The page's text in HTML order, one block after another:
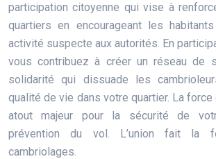
participation citoyenne qui vise à
quartiers en encourageant les
activité suspecte aux autorités. En
vous contribuez à créer un réseau de
solidarité qui dissuade les
qualité de vie dans votre quartier. La
atout majeur pour la sécurité de
prévention du vol. L’union fait la
cambriolages.